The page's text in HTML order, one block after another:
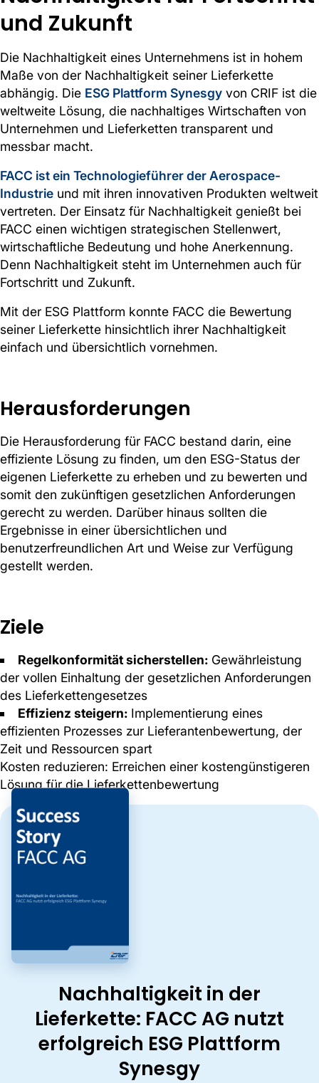
und Zukunft
Die Nachhaltigkeit eines Unternehmens ist in hohem
Maße von der Nachhaltigkeit seiner Lieferkette
abhängig. Die ESG Plattform Synesgy von CRIF ist die
weltweite Lösung, die nachhaltiges Wirtschaften von
Unternehmen und Lieferketten transparent und
messbar macht.
FACC ist ein Technologieführer der Aerospace-
Industrie und mit ihren innovativen Produkten weltweit
vertreten. Der Einsatz für Nachhaltigkeit genießt bei
FACC einen wichtigen strategischen Stellenwert,
wirtschaftliche Bedeutung und hohe Anerkennung.
Denn Nachhaltigkeit steht im Unternehmen auch für
Fortschritt und Zukunft.
Mit der ESG Plattform konnte FACC die Bewertung
seiner Lieferkette hinsichtlich ihrer Nachhaltigkeit
einfach und übersichtlich vornehmen.
Herausforderungen
Die Herausforderung für FACC bestand darin, eine
effiziente Lösung zu finden, um den ESG-Status der
eigenen Lieferkette zu erheben und zu bewerten und
somit den zukünftigen gesetzlichen Anforderungen
gerecht zu werden. Darüber hinaus sollten die
Ergebnisse in einer übersichtlichen und
benutzerfreundlichen Art und Weise zur Verfügung
gestellt werden.
Ziele
Regelkonformität sicherstellen: Gewährleistung
der vollen Einhaltung der gesetzlichen Anforderungen
des Lieferkettengesetzes
Effizienz steigern: Implementierung eines
effizienten Prozesses zur Lieferantenbewertung, der
Zeit und Ressourcen spart
Kosten reduzieren: Erreichen einer kostengünstigeren
Lösung für die Lieferkettenbewertung
Nachhaltigkeit in der
Lieferkette: FACC AG nutzt
erfolgreich ESG Plattform
Synesgy